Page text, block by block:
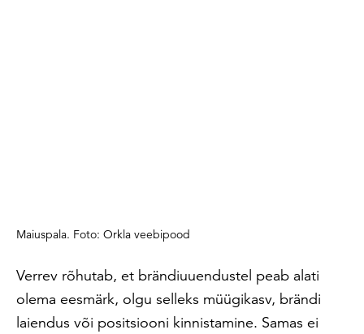
Maiuspala. Foto: Orkla veebipood
Verrev rõhutab, et brändiuuendustel peab alati
olema eesmärk, olgu selleks müügikasv, brändi
laiendus või positsiooni kinnistamine. Samas ei